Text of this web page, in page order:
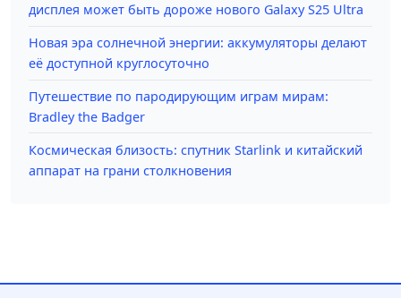
дисплея может быть дороже нового Galaxy S25 Ultra
Новая эра солнечной энергии: аккумуляторы делают
её доступной круглосуточно
Путешествие по пародирующим играм мирам:
Bradley the Badger
Космическая близость: спутник Starlink и китайский
аппарат на грани столкновения